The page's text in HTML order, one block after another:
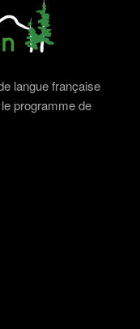
langue française
programme de